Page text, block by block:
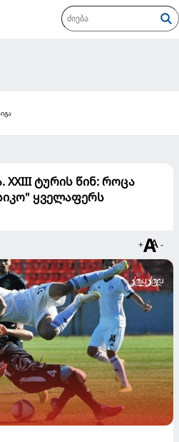
ტურის წინ: როცა
ყველაფერს
+ -